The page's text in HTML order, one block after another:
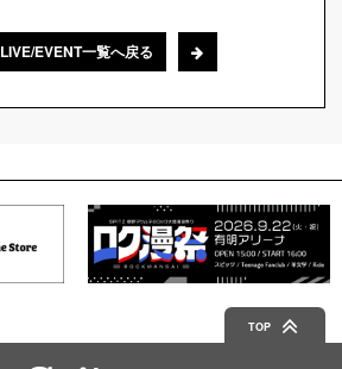
LIVE/EVENT一覧へ戻る
TOP